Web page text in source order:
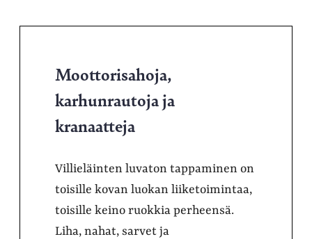
Moottorisahoja,
karhunrautoja ja
kranaatteja
Villieläinten luvaton tappaminen on
toisille kovan luokan liiketoimintaa,
toisille keino ruokkia perheensä.
Liha, nahat, sarvet ja